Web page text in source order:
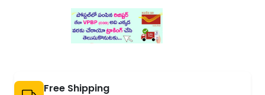
Free Shipping